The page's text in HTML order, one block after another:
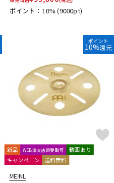
ポイント：10%(9000pt)
ポイント
10%還元
新品 WEB注文店頭受取可
動画あり
キャンペーン
送料無料
MEINL